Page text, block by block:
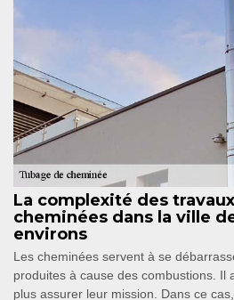
La complexité des
cheminées dans la ville
environs
Les cheminées servent à se
produites à cause des combustions. Il
plus assurer leur mission. Dans ce